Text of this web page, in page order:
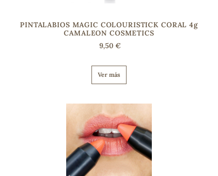
PINTALABIOS MAGIC COLOURISTICK CORAL 4g
CAMALEON COSMETICS
9,50 €
Ver más